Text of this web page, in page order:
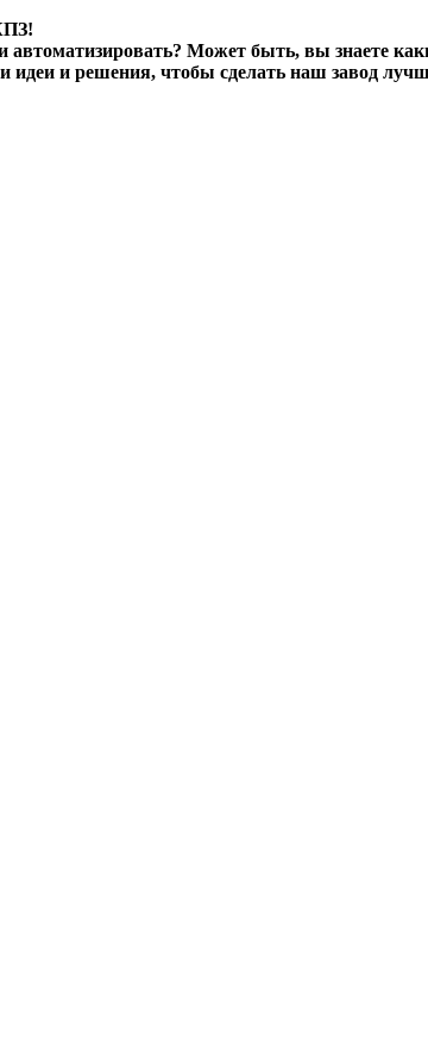
Может быть, вы знаете
идеи и решения, чтобы сделать наш завод